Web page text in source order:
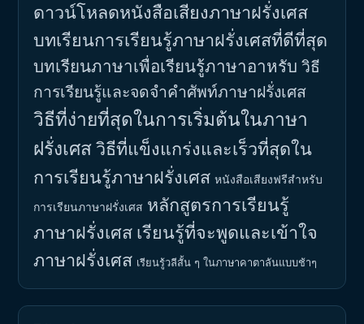
ดาวน์โหลดหนังสือเสียงภาษาฝรั่งเศส
บทเรียนการเรียนรู้ภาษาฝรั่งเศสที่ดีที่สุด
บทเรียนภาษาเพื่อเรียนรู้ภาษาอาหรับ วิธี
การเรียนรู้และจดจำคำศัพท์ภาษาฝรั่งเศส
วิธีที่ง่ายที่สุดในการเริ่มต้นในภาษา
ฝรั่งเศสวิธีที่แข็งแกร่งและเร็วที่สุดใน
การเรียนรู้ภาษาฝรั่งเศส หนังสือเสียงฟรีสำหรับ
การเรียนภาษาฝรั่งเศส หลักสูตรการเรียนรู้
ภาษาฝรั่งเศส เรียนรู้ที่จะพูดและเข้าใจ
ภาษาฝรั่งเศส เรียนรู้วลีสั้น ๆ ในภาษาคาตาลันแบบช้าๆ